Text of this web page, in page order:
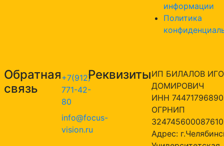
информации
Политика
Обратная
связь
+7(912)
771-42-
80
info@focus-
vision.ru
РеквизитыИП БИЛАЛОВ
ДОМИРОВИЧ
ИНН
ОГРНИП
324745600087610
Адрес: